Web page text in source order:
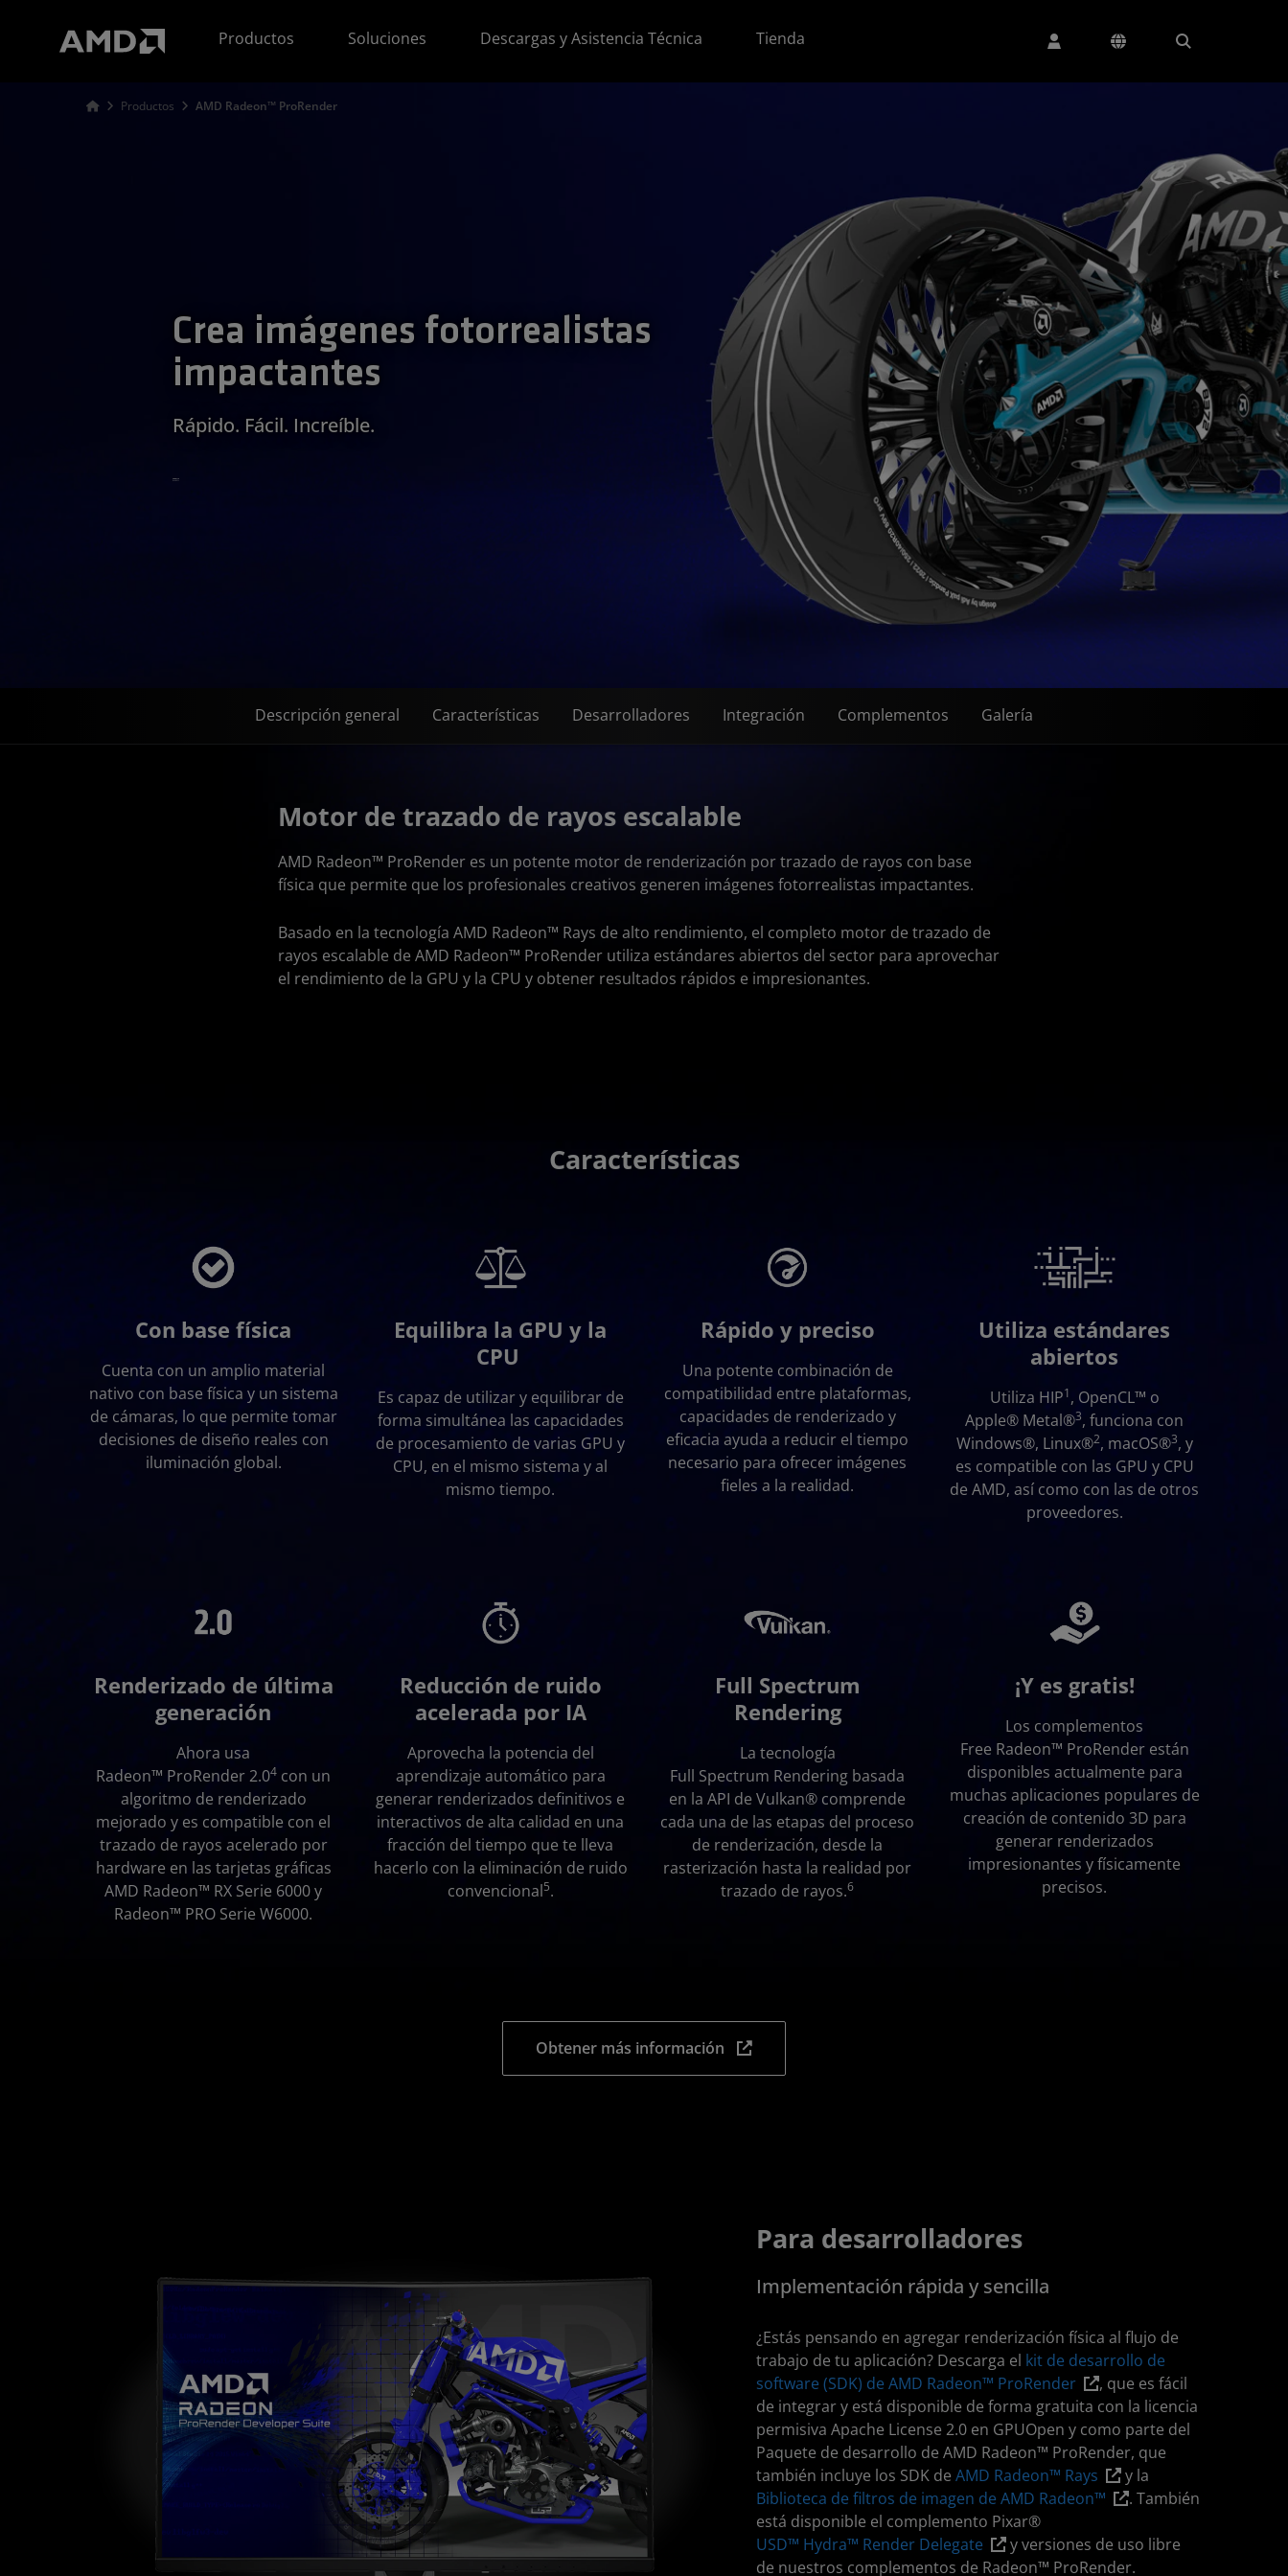
Productos
Soluciones Descargas y Asistencia Técnica Tienda
Productos AMD Radeon™ ProRender
Crea imágenes fotorrealistas
impactantes
Rápido. Fácil. Increíble.
Descripción general Características Desarrolladores Integración Complementos Galería
Motor de trazado de rayos escalable
AMD Radeon™ ProRender es un potente motor de renderización por trazado de rayos con base
física que permite que los profesionales creativos generen imágenes fotorrealistas impactantes.
Basado en la tecnología AMD Radeon™ Rays de alto rendimiento, el completo motor de trazado de
rayos escalable de AMD Radeon™ ProRender utiliza estándares abiertos del sector para aprovechar
el rendimiento de la GPU y la CPU y obtener resultados rápidos e impresionantes.
Características
Con base física
Cuenta con un amplio material
nativo con base física y un sistema
de cámaras, lo que permite tomar
decisiones de diseño reales con
iluminación global.
Equilibra la GPU y la
CPU
Es capaz de utilizar y equilibrar de
forma simultánea las capacidades
de procesamiento de varias GPU y
CPU, en el mismo sistema y al
mismo tiempo.
Rápido y preciso
Una potente combinación de
compatibilidad entre plataformas,
capacidades de renderizado y
eficacia ayuda a reducir el tiempo
necesario para ofrecer imágenes
fieles a la realidad.
Utiliza estándares
abiertos
Utiliza HIP1, OpenCL™ o
Apple® Metal®3, funciona con
Windows®, Linux®2, macOS®3, y
es compatible con las GPU y CPU
de AMD, así como con las de otros
proveedores.
Renderizado de última
generación
Ahora usa
Radeon™ ProRender 2.04 con un
algoritmo de renderizado
mejorado y es compatible con el
trazado de rayos acelerado por
hardware en las tarjetas gráficas
AMD Radeon™ RX Serie 6000 y
Radeon™ PRO Serie W6000.
Reducción de ruido
acelerada por IA
Aprovecha la potencia del
aprendizaje automático para
generar renderizados definitivos e
interactivos de alta calidad en una
fracción del tiempo que te lleva
hacerlo con la eliminación de ruido
convencional5.
Full Spectrum
Rendering
La tecnología
Full Spectrum Rendering basada
en la API de Vulkan® comprende
cada una de las etapas del proceso
de renderización, desde la
rasterización hasta la realidad por
trazado de rayos.6
¡Y es gratis!
Los complementos
Free Radeon™ ProRender están
disponibles actualmente para
muchas aplicaciones populares de
creación de contenido 3D para
generar renderizados
impresionantes y físicamente
precisos.
Obtener más información
Para desarrolladores
Implementación rápida y sencilla
¿Estás pensando en agregar renderización física al flujo de
trabajo de tu aplicación? Descarga el kit de desarrollo de
software (SDK) de AMD Radeon™ ProRender
, que es fácil
de integrar y está disponible de forma gratuita con la licencia
permisiva Apache License 2.0 en GPUOpen y como parte del
Paquete de desarrollo de AMD Radeon™ ProRender, que
también incluye los SDK de AMD Radeon™ Rays
y la
Biblioteca de filtros de imagen de AMD Radeon™
. También
está disponible el complemento Pixar®
USD™ Hydra™ Render Delegate
y versiones de uso libre
de nuestros complementos de Radeon™ ProRender.